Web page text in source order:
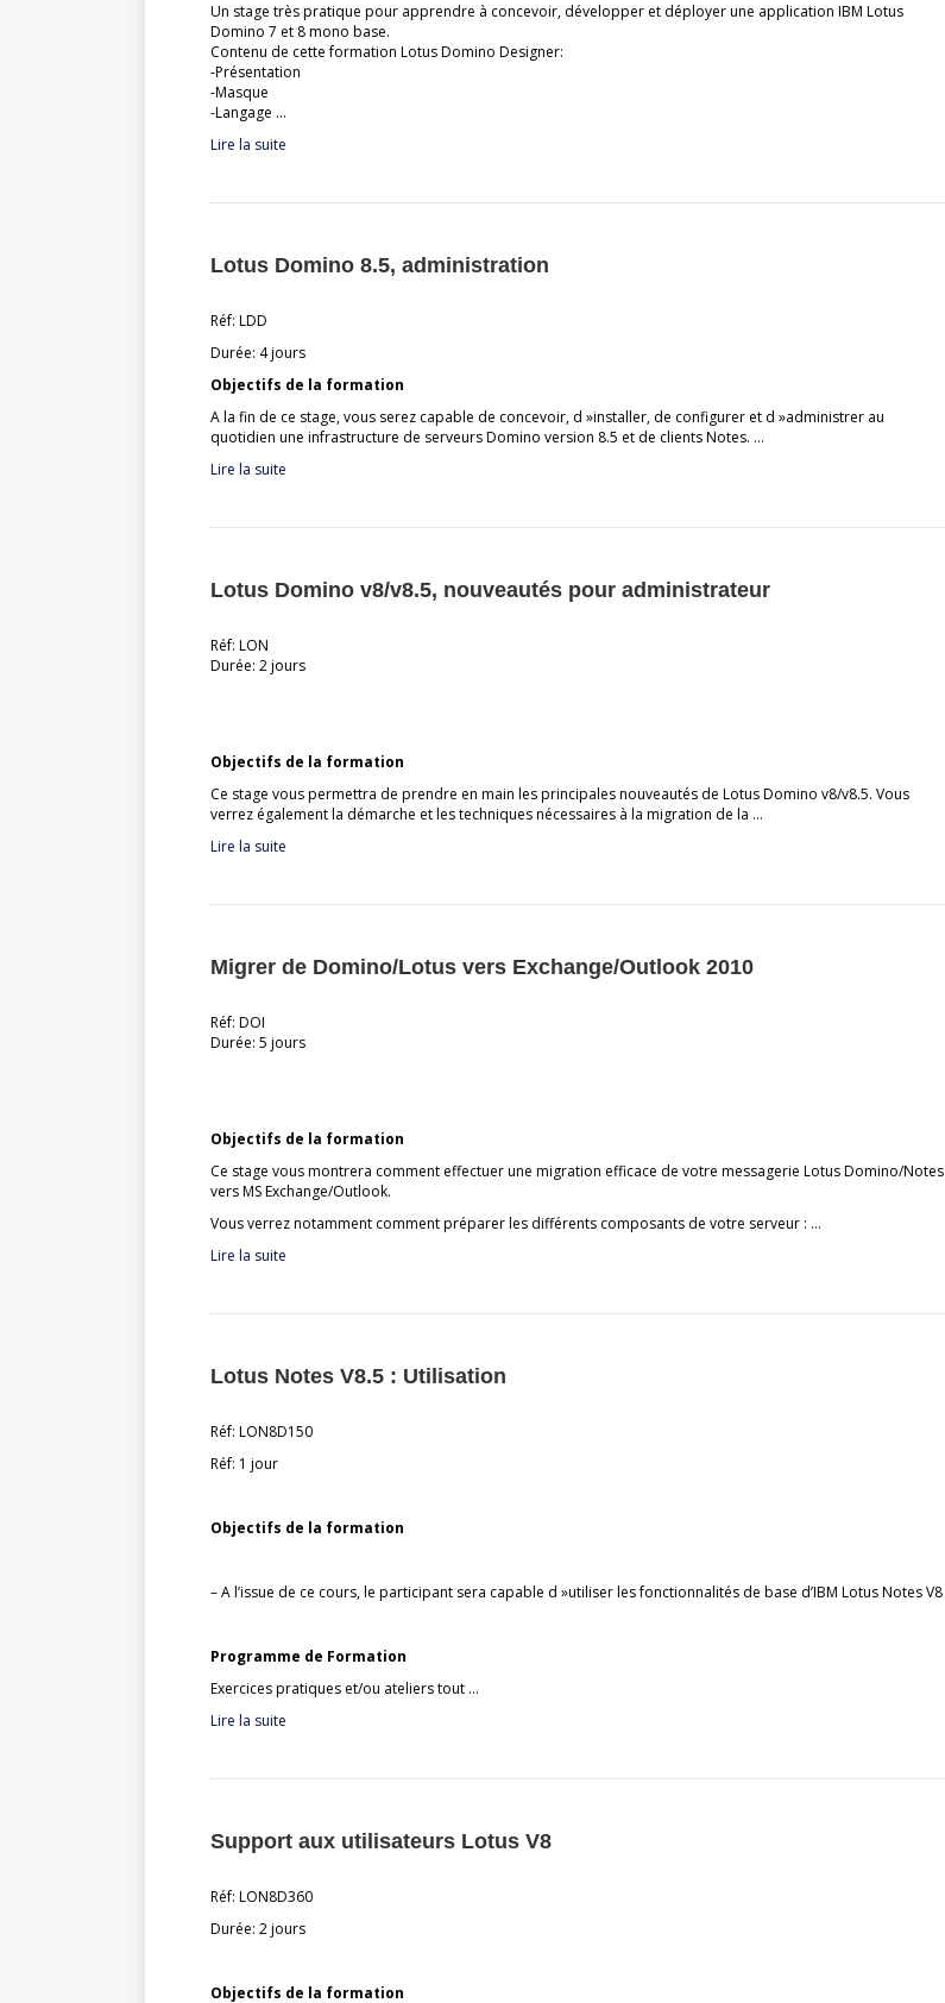
Un stage très pratique pour apprendre à concevoir, développer et déployer une application IBM Lotus
Domino 7 et 8 mono base.
Contenu de cette formation Lotus Domino Designer:
-Présentation
-Masque
-Langage …
Lire la suite
Lotus Domino 8.5, administration
Réf: LDD
Durée: 4 jours
Objectifs de la formation
A la fin de ce stage, vous serez capable de concevoir, d »installer, de configurer et d »administrer au
quotidien une infrastructure de serveurs Domino version 8.5 et de clients Notes. …
Lire la suite
Lotus Domino v8/v8.5, nouveautés pour administrateur
Réf: LON
Durée: 2 jours
Objectifs de la formation
Ce stage vous permettra de prendre en main les principales nouveautés de Lotus Domino v8/v8.5. Vous
verrez également la démarche et les techniques nécessaires à la migration de la …
Lire la suite
Migrer de Domino/Lotus vers Exchange/Outlook 2010
Réf: DOI
Durée: 5 jours
Objectifs de la formation
Ce stage vous montrera comment effectuer une migration efficace de votre messagerie Lotus Domino/Notes
vers MS Exchange/Outlook.
Vous verrez notamment comment préparer les différents composants de votre serveur : …
Lire la suite
Lotus Notes V8.5 : Utilisation
Réf: LON8D150
Réf: 1 jour
Objectifs de la formation
– A l’issue de ce cours, le participant sera capable d »utiliser les fonctionnalités de base d’IBM Lotus Notes V8
Programme de Formation
Exercices pratiques et/ou ateliers tout …
Lire la suite
Support aux utilisateurs Lotus V8
Réf: LON8D360
Durée: 2 jours
Objectifs de la formation